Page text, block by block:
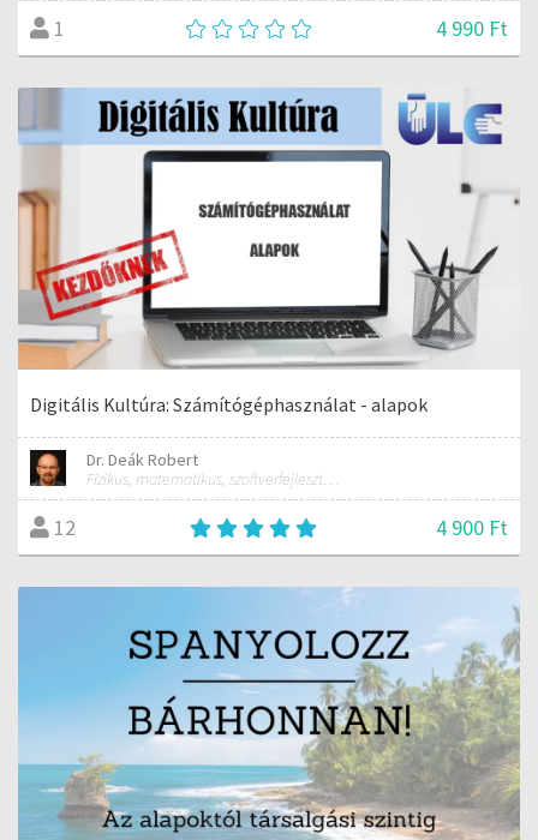
1 4 990 Ft
Digitális Kultúra: Számítógéphasználat - alapok
Dr. Deák Robert
Fizikus, matematikus, szoftverfejlesztő, oktató.
12 4 900 Ft